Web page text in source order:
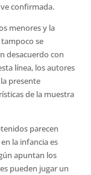
confirmada.
menores y la
se
desacuerdo con
línea, los autores
presente
de la muestra
parecen
la infancia es
apuntan los
pueden jugar un